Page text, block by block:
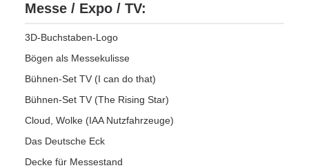
Messe / Expo / TV:
3D-Buchstaben-Logo
Bögen als Messekulisse
Bühnen-Set TV (I can do that)
Bühnen-Set TV (The Rising Star)
Cloud, Wolke (IAA Nutzfahrzeuge)
Das Deutsche Eck
Decke für Messestand